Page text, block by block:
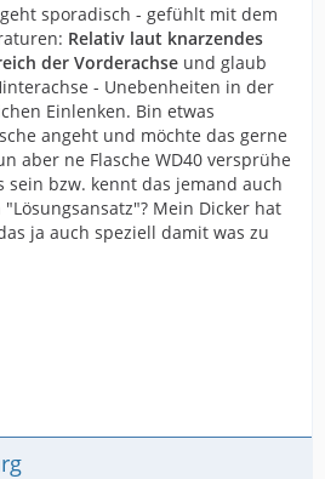
sporadisch - gefühlt mit dem
Relativ laut knarzendes
der Vorderachse und glaub
- Unebenheiten in der
Einlenken. Bin etwas
angeht und möchte das gerne
aber ne Flasche WD40 versprühe
sein bzw. kennt das jemand auch
Mein Dicker hat
ja auch speziell damit was zu